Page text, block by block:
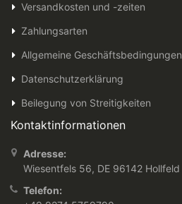
Versandkosten und -zeiten
Zahlungsarten
Allgemeine Geschäftsbedingungen
Datenschutzerklärung
Beilegung von Streitigkeiten
Kontaktinformationen
Adresse:
Wiesentfels 56, DE 96142 Hollfeld
Telefon: